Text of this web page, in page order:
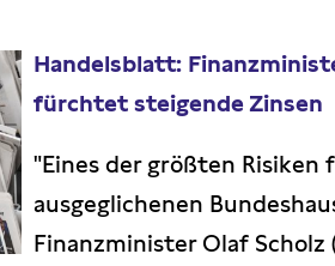
Handelsblatt:
fürchtet steigende Zinsen
"Eines der größten Risiken
ausgeglichenen
Finanzminister Olaf Scholz